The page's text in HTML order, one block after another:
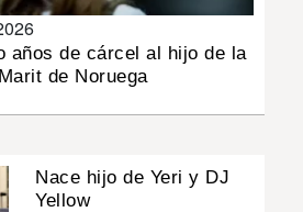
años de cárcel al hijo de la
de Noruega
Nace hijo de Yeri y DJ
Yellow